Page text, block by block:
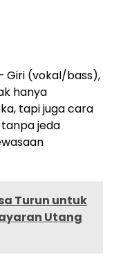
Giri (vokal/bass),
hanya
tapi juga cara
jeda
Turun untuk
Utang